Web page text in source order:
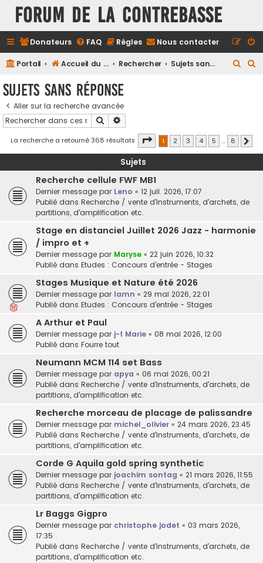
FORUM DE LA CONTREBASSE
Donateurs FAQ Règles Nous contacter
Portail Accueil du forum Rechercher Sujets sans réponse
c
h
r
c
h
r
Sujets sans réponse
Aller sur la recherche avancée
Rechercher
La recherche a retourné 368 résultats Page 1sur8
1 2 3 4 5 … 8
Sujets
Recherche cellule FWF MB1
Dernier message par Leno « 12 juil. 2026, 17:07
Publié dans Recherche / vente d'instruments, d'archets, de
partitions, d'amplification etc.
Stage en distanciel Juillet 2026 Jazz - harmonie
/ impro et +
Dernier message par Maryse « 22 juin 2026, 10:32
Publié dans Etudes : Concours d'entrée - Stages
Stages Musique et Nature été 2026
Dernier message par lamn « 29 mai 2026, 22:01
Publié dans Etudes : Concours d'entrée - Stages
A Arthur et Paul
Dernier message par j-f Marie « 08 mai 2026, 12:00
Publié dans Fourre tout
Neumann MCM 114 set Bass
Dernier message par apya « 06 mai 2026, 00:21
Publié dans Recherche / vente d'instruments, d'archets, de
partitions, d'amplification etc.
Recherche morceau de placage de palissandre
Dernier message par michel_olivier « 24 mars 2026, 23:45
Publié dans Recherche / vente d'instruments, d'archets, de
partitions, d'amplification etc.
Corde G Aquila gold spring synthetic
Dernier message par joachim sontag « 21 mars 2026, 11:55
Publié dans Recherche / vente d'instruments, d'archets, de
partitions, d'amplification etc.
Lr Baggs Gigpro
Dernier message par christophe jodet « 03 mars 2026,
17:35
Publié dans Recherche / vente d'instruments, d'archets, de
partitions, d'amplification etc.